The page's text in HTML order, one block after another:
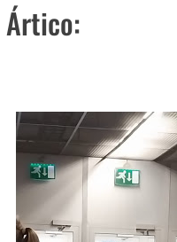
Ártico: